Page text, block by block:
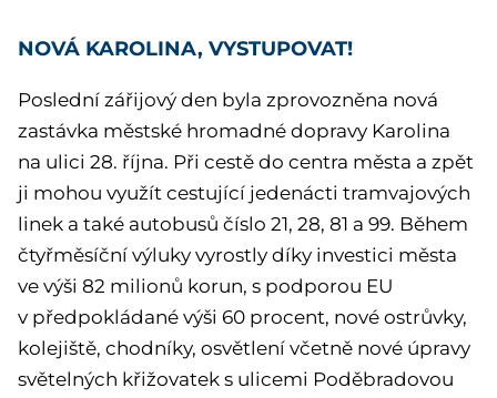
NOVÁ KAROLINA, VYSTUPOVAT!
Poslední zářijový den byla zprovozněna nová
zastávka městské hromadné dopravy Karolina
na ulici 28. října. Při cestě do centra města a zpět
ji mohou využít cestující jedenácti tramvajových
linek a také autobusů číslo 21, 28, 81 a 99. Během
čtyřměsíční výluky vyrostly díky investici města
ve výši 82 milionů korun, s podporou EU
v předpokládané výši 60 procent, nové ostrůvky,
kolejiště, chodníky, osvětlení včetně nové úpravy
světelných křižovatek s ulicemi Poděbradovou